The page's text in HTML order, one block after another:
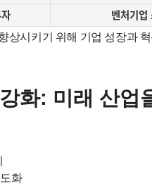
벤처기업
상시키기 위해 기업 성장과
화: 미래 산업
화